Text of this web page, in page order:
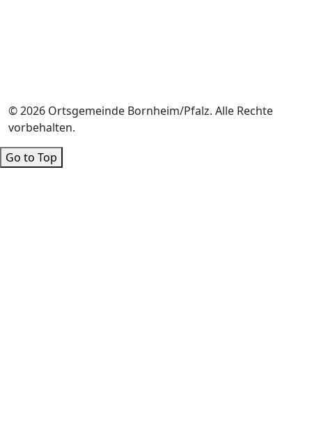
© 2026 Ortsgemeinde Bornheim/Pfalz. Alle Rechte
vorbehalten.
Go to Top